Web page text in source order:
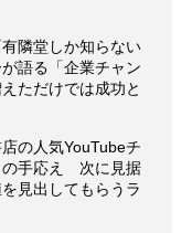
隣堂しか知らない
語る「企業チャン
ただけでは成功と
の人気YouTubeチ
の手応え 次に見据
見出してもらうラ